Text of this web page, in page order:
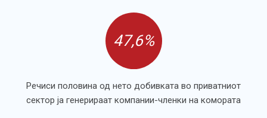
47,6%
Речиси половина од нето добивката во приватниот
сектор ја генерираат компании-членки на комората